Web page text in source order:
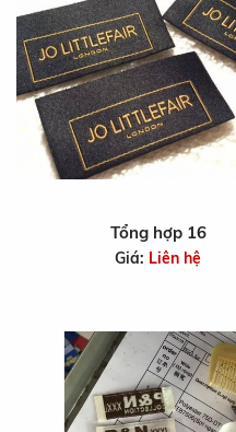
Tổng hợp 16
Giá: Liên hệ